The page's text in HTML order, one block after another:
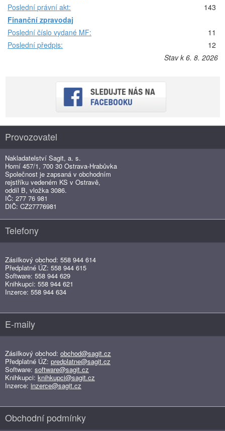
Poslední právní akt:
143
Finanční zpravodaj
Poslední číslo vydané MF:
11
Poslední předpis:
12
Stav k 6. 8. 2026
Provozovatel
Nakladatelství Sagit, a. s.
Horní 457/1, 700 30 Ostrava-Hrabůvka
Společnost je zapsaná v obchodním
rejstříku vedeném KS v Ostravě,
oddíl B, vložka 3086.
IČ: 277 76 981
DIČ: CZ27776981
Telefony
Zásilkový obchod: 558 944 614
Předplatné ÚZ: 558 944 615
Software: 558 944 629
Knihkupci: 558 944 621
Inzerce: 558 944 634
E-maily
Zásilkový obchod: obchod@sagit.cz
Předplatné ÚZ: predplatne@sagit.cz
Software: software@sagit.cz
Knihkupci: knihkupci@sagit.cz
Inzerce: inzerce@sagit.cz
Obchodní podmínky